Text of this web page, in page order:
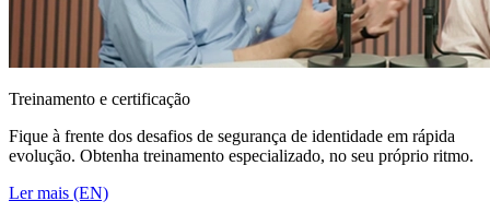
Treinamento e certificação
Fique à frente dos desafios de segurança de identidade em rápida
evolução. Obtenha treinamento especializado, no seu próprio ritmo.
Ler mais (EN)